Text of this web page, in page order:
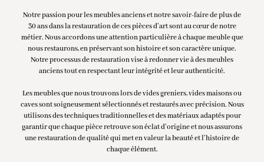
Notre passion pour les meubles anciens et notre savoir-faire de plus de
30 ans dans la restauration de ces pièces d’art sont au cœur de notre
métier. Nous accordons une attention particulière à chaque meuble que
nous restaurons, en préservant son histoire et son caractère unique.
Notre processus de restauration vise à redonner vie à des meubles
anciens tout en respectant leur intégrité et leur authenticité.
Les meubles que nous trouvons lors de vides greniers, vides maisons ou
caves sont soigneusement sélectionnés et restaurés avec précision. Nous
utilisons des techniques traditionnelles et des matériaux adaptés pour
garantir que chaque pièce retrouve son éclat d’origine et nous assurons
une restauration de qualité qui met en valeur la beauté et l’histoire de
chaque élément.